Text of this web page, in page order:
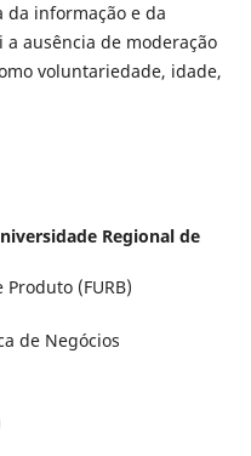
informação e da
ausência de moderação
voluntariedade, idade,
Regional de
(FURB)
de Negócios